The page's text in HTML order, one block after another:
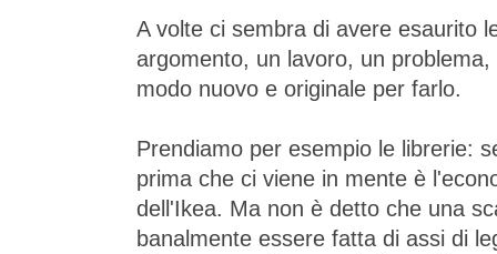
A volte ci sembra di avere esaurito
argomento, un lavoro, un
modo nuovo e originale per farlo.
Prendiamo per esempio le librerie:
prima che ci viene in mente è
dell'Ikea. Ma non è detto che una
banalmente essere fatta di assi di